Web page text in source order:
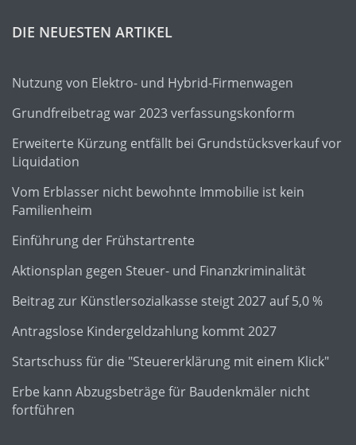
DIE NEUESTEN ARTIKEL
Nutzung von Elektro- und Hybrid-Firmenwagen
Grundfreibetrag war 2023 verfassungskonform
Erweiterte Kürzung entfällt bei Grundstücksverkauf vor
Liquidation
Vom Erblasser nicht bewohnte Immobilie ist kein
Familienheim
Einführung der Frühstartrente
Aktionsplan gegen Steuer- und Finanzkriminalität
Beitrag zur Künstlersozialkasse steigt 2027 auf 5,0 %
Antragslose Kindergeldzahlung kommt 2027
Startschuss für die "Steuererklärung mit einem Klick"
Erbe kann Abzugsbeträge für Baudenkmäler nicht
fortführen